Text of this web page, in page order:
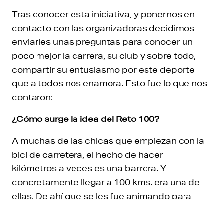
Tras conocer esta iniciativa, y ponernos en
contacto con las organizadoras decidimos
enviarles unas preguntas para conocer un
poco mejor la carrera, su club y sobre todo,
compartir su entusiasmo por este deporte
que a todos nos enamora. Esto fue lo que nos
contaron:
¿Cómo surge la idea del Reto 100?
A muchas de las chicas que empiezan con la
bici de carretera, el hecho de hacer
kilómetros a veces es una barrera. Y
concretamente llegar a 100 kms. era una de
ellas. De ahí que se les fue animando para